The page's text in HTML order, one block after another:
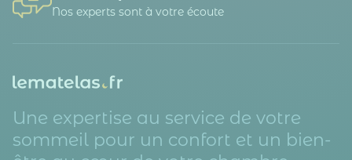
Nos experts sont à votre écoute
Une expertise au service de votre
sommeil pour un confort et un bien-